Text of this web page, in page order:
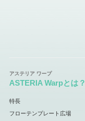
ASTERIA Warpとは？
特長
フローテンプレート広場